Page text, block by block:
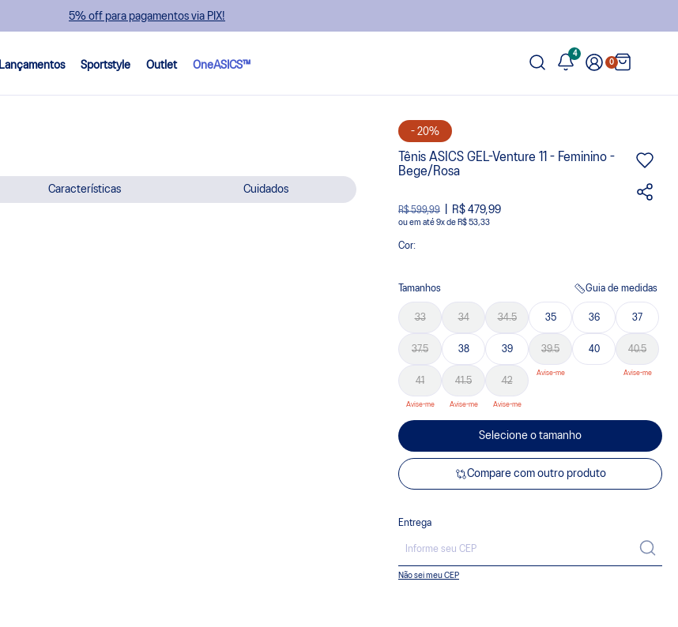
5% off para pagamentos via PIX!
Lançamentos Sportstyle Outlet OneASICS™
4
0
Características Cuidados
- 20%
Tênis ASICS GEL-Venture 11 - Feminino -
Bege/Rosa
R$ 599,99 R$ 479,99
ou 9x de R$ 53,33
Cor:
Tamanhos Guia de medidas
33 34 34.5 35 36 37
37.5 38 39 39.5 40 40.5
41 41.5 42
Selecione o tamanho
Compare com outro produto
Entrega
Não sei meu CEP